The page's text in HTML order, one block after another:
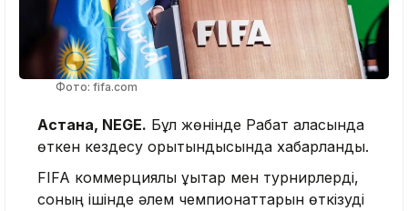
Фото: fifa.com
Астана, NEGE. Бұл жөнінде Рабат қаласында
өткен кездесу қорытындысында хабарланды.
FIFA коммерциялық құқықтар мен турнирлерді,
соның ішінде әлем чемпионаттарын өткізуді